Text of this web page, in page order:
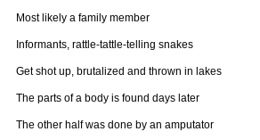
Most likely a family member
Informants, rattle-tattle-telling snakes
Get shot up, brutalized and thrown in lakes
The parts of a body is found days later
The other half was done by an amputator